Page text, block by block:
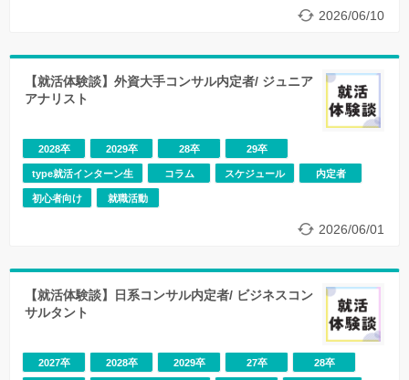
2026/06/10
【就活体験談】外資大手コンサル内定者/ ジュニア
アナリスト
2026/06/01
2028卒 2029卒 28卒 29卒
type就活インターン生 コラム スケジュール 内定者
初心者向け 就職活動
【就活体験談】日系コンサル内定者/ ビジネスコン
サルタント
2027卒 2028卒 2029卒 27卒 28卒